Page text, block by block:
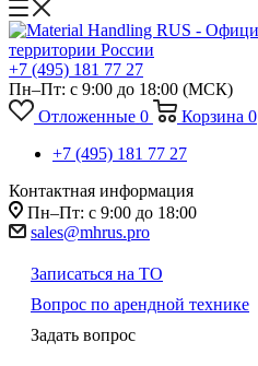
+7 (495) 181 77 27
Пн–Пт: с 9:00 до 18:00 (МСК)
Отложенные 0 Корзина 0
+7 (495) 181 77 27
Контактная информация
Пн–Пт: с 9:00 до 18:00
sales@mhrus.pro
Записаться на ТО
Вопрос по арендной технике
Задать вопрос